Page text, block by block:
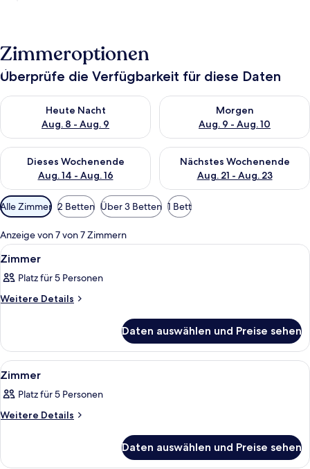
Zimmeroptionen
Überprüfe die Verfügbarkeit für diese Daten
Heute Nacht
Aug. 8 - Aug. 9
Überprüfe die Verfügbarkeit für heute Nacht, Aug. 8 - Aug. 9.
Morgen
Aug. 9 - Aug. 10
Überprüfe die Verfügbarkeit
Dieses Wochenende
Aug. 14 - Aug. 16
Überprüfe die Verfügbarkeit für dieses Wochenende, Aug. 14
Nächstes Wochenende
Aug. 21 - Aug. 23
Überprüfe die Verfügbarkeit
Verfügbare
Filter
für
Zimmer
Alle Zimmer 2 Betten Über 3 Betten 1 Bett
Anzeige von 7 von 7 Zimmern
Alle
Fotos
für
Zimmer
Ein Hotelzimmer mit Bett,
7
Zimmer
Platz für 5 Personen
Weitere Details
Weitere
Daten auswählen und Preise sehen
Alle
Fotos
für
Zimmer
Ein Hotelzimmer mit einem großen
2
Zimmer
Platz für 5 Personen
Weitere Details
Weitere
Daten auswählen und Preise sehen